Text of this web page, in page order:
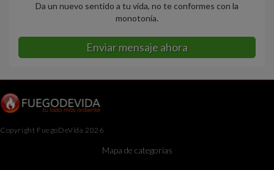
Da un nuevo sentido a tu vida, no te conformes con la
monotonía.
Enviar mensaje ahora
Copyright FuegoDeVida 2026
Mapa de categorías